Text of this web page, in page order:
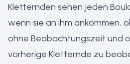
Kletternden sehen jeden
wenn sie an ihm ankommen,
ohne Beobachtungszeit und
vorherige Kletternde zu